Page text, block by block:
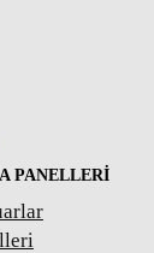
PANELLERI